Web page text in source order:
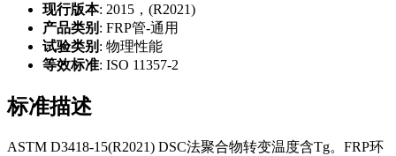
现行版本: 2015，(R2021)
产品类别 : FRP管-通用
试验类别 : 物理性能
等效标准: ISO 11357-2
标准描述
ASTM D3418-15(R2021) DSC法聚合物转变温度含Tg。FRP环